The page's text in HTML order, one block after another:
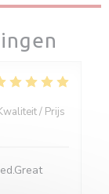
/ Prijs